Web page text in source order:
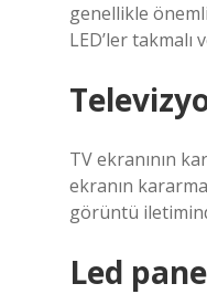
genellikle
LED’ler
TV ekranının
ekranın
görüntü
Led